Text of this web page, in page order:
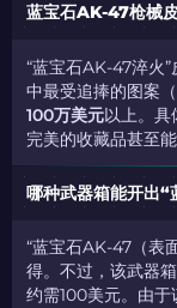
蓝宝石AK-47枪械
“蓝宝石AK-47淬火
中最受追捧的图案
100万美元以上。具
完美的收藏品甚至
哪种武器箱能开出
“蓝宝石AK-47（表
得。不过，该武器
约需100美元。由